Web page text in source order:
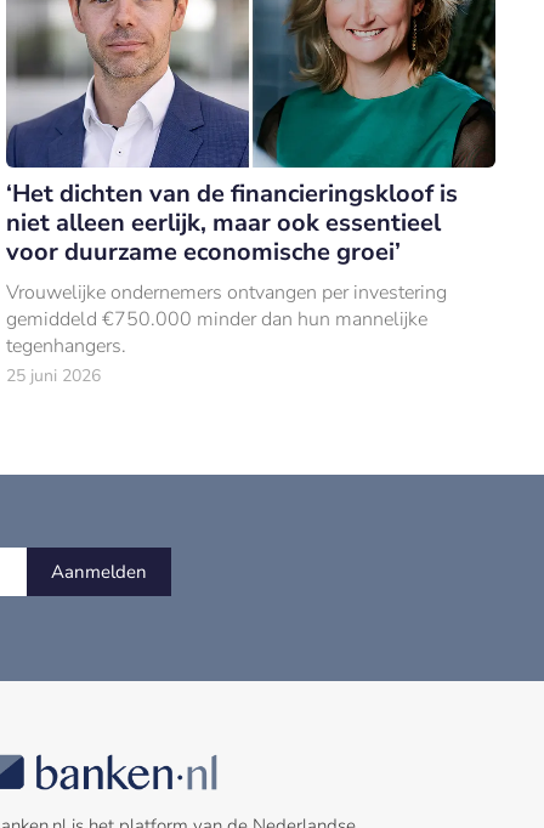
‘Het dichten van de financieringskloof is
niet alleen eerlijk, maar ook essentieel
voor duurzame economische groei’
Vrouwelijke ondernemers ontvangen per investering
gemiddeld €750.000 minder dan hun mannelijke
tegenhangers.
25 juni 2026
Aanmelden